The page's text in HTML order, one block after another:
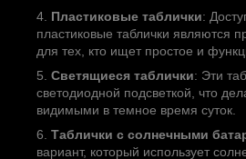
Пластиковые таблички:
пластиковые таблички являются
для тех, кто ищет простое и
Светящиеся таблички: Эти
светодиодной подсветкой, что
видимыми в темное время суток.
Таблички с солнечными
вариант, который использует